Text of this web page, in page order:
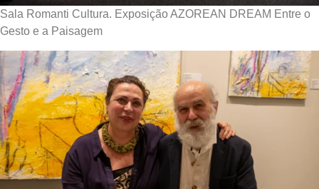
Sala Romanti Cultura. Exposição AZOREAN DREAM Entre o
Gesto e a Paisagem